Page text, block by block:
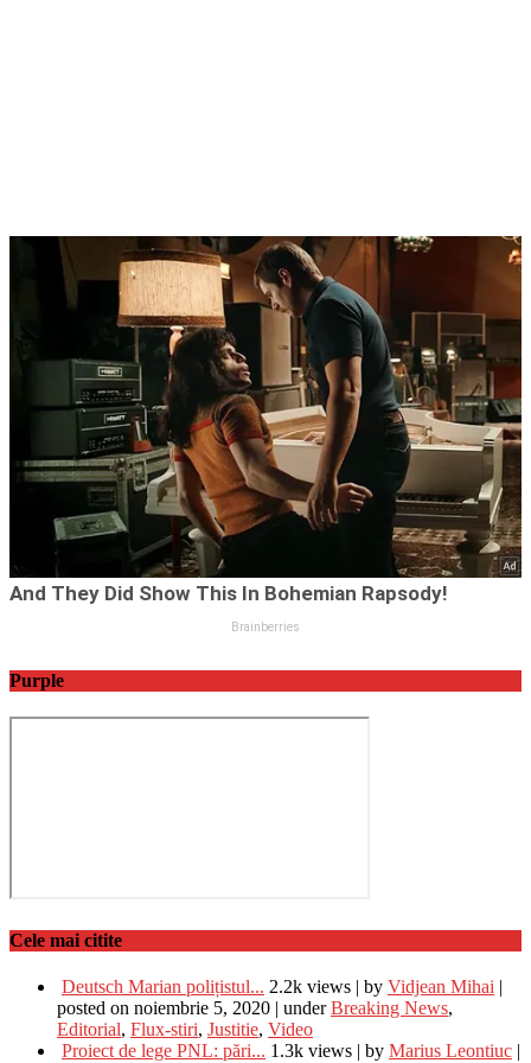
Purple
Cele mai citite
Deutsch Marian polițistul... 2.2k views | by Vidjean Mihai |
posted on noiembrie 5, 2020 | underBreaking News,
Editorial, Flux-stiri, Justitie, Video
Proiect de lege PNL: pări... 1.3k views | by Marius Leontiuc |